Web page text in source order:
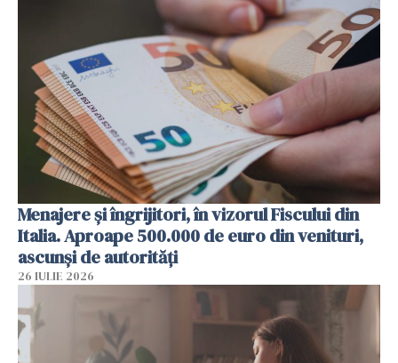
Menajere și îngrijitori, în vizorul Fiscului din
Italia. Aproape 500.000 de euro din venituri,
ascunși de autorități
26 IULIE 2026